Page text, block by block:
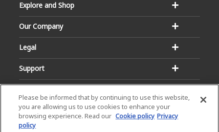
Explore and Shop
Our Company
Legal
Support
Please be informed that by continuing to use this website,
you are allowing us to use cookies to enhance your
browsing experience. Read our Cookie policy Privacy
policy